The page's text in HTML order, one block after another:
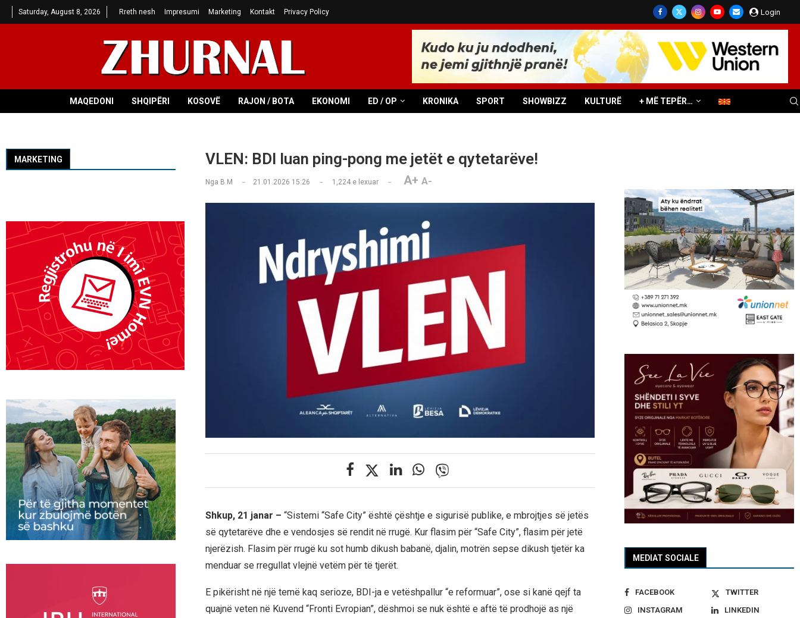
Saturday, August 8, 2026 Rreth nesh Impresumi Marketing Kontakt Privacy Policy Login
MAQEDONI SHQIPËRI KOSOVË RAJON / BOTA EKONOMI ED / OP KRONIKA SPORT SHOWBIZZ KULTURË + MË TEPËR…
VLEN: BDI luan ping-pong me jetët e qytetarëve!
Nga B.M 21.01.2026 15:26 1,224e lexuar A+ A-
Shkup, 21 janar – “Sistemi “Safe City” është çështje e sigurisë publike, e mbrojtjes së jetës
së qytetarëve dhe e vendosjes së rendit në rrugë. Kur flasim për “Safe City”, flasim për jetë
njerëzish. Flasim për rrugë ku sot humb dikush babanë, djalin, motrën sepse dikush tjetër ka
menduar se rregullat vlejnë vetëm për të tjerët.
E pikërisht në një temë kaq serioze, BDI-ja e vetëshpallur “e reformuar”, ose si kanë qejf ta
quajnë veten në Kuvend “Fronti Evropian”, dëshmoi se nuk është e aftë të prodhojë as një
MEDIAT SOCIALE
FACEBOOK
TWITTER
INSTAGRAM
LINKEDIN
MARKETING